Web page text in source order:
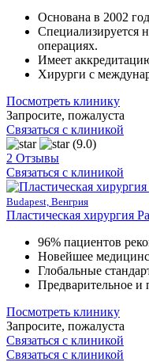
Основана в 2002
Специализируется
операциях.
Имеет
Хирурги с
Посмотреть клинику
Запросите, пожалуста
Связаться с клиникой
(9.0)
2 Отзывы
Связаться с клиникой
Budapest, Венгрия
Пластическая хирургия
96% пациентов
Новейшее
Глобальные
Предварительное и
Посмотреть клинику
Запросите, пожалуста
Связаться с клиникой
Связаться с клиникой